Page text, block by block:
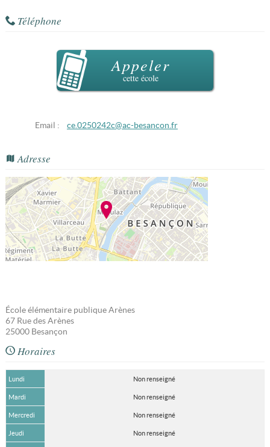
Téléphone
Appeler
cette école
Email : ce.0250242c@ac-besancon.fr
Adresse
École élémentaire publique Arènes
67 Rue des Arènes
25000 Besançon
Horaires
Lundi Non renseigné
Mardi Non renseigné
Mercredi Non renseigné
Jeudi Non renseigné